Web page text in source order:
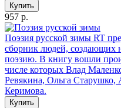
Купить
957 р.
Поэзия русской зимы RT
сборник людей, создающих
поэзию. В книгу вошли
числе которых Влад
Ревякина, Ольга
Керимова.
Купить